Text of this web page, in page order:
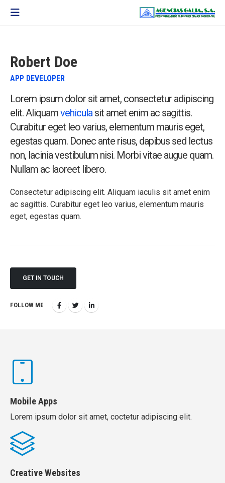
Robert Doe
APP DEVELOPER
Lorem ipsum dolor sit amet, consectetur adipiscing
elit. Aliquamvehiculasit amet enim ac sagittis.
Curabitur eget leo varius, elementum mauris eget,
egestas quam. Donec ante risus, dapibus sed lectus
non, lacinia vestibulum nisi. Morbi vitae augue quam.
Nullam ac laoreet libero.
Consectetur adipiscing elit. Aliquam iaculis sit amet enim
ac sagittis. Curabitur eget leo varius, elementum mauris
eget, egestas quam.
GET IN TOUCH
FOLLOW ME
Mobile Apps
Lorem ipsum dolor sit amet, coctetur adipiscing elit.
Creative Websites